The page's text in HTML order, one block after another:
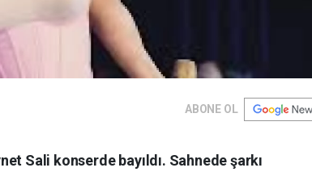
ABONE OL
Sali konserde bayıldı. Sahnede şarkı